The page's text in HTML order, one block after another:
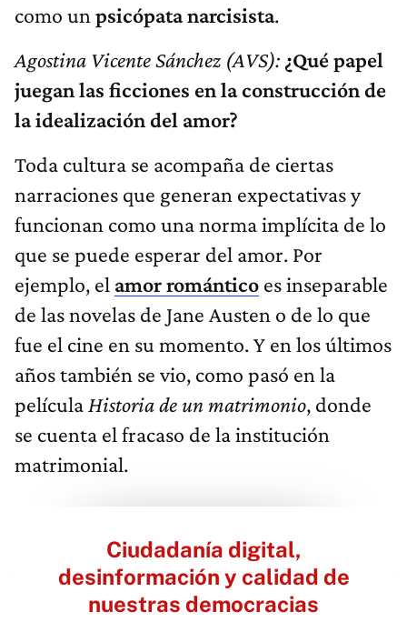
como un psicópata narcisista.
Agostina Vicente Sánchez (AVS): ¿Qué papel
juegan las ficciones en la construcción de
la idealización del amor?
Toda cultura se acompaña de ciertas
narraciones que generan expectativas y
funcionan como una norma implícita de lo
que se puede esperar del amor. Por
ejemplo, el amor romántico es inseparable
de las novelas de Jane Austen o de lo que
fue el cine en su momento. Y en los últimos
años también se vio, como pasó en la
película Historia de un matrimonio, donde
se cuenta el fracaso de la institución
matrimonial.
Ciudadanía digital,
desinformación y calidad de
nuestras democracias